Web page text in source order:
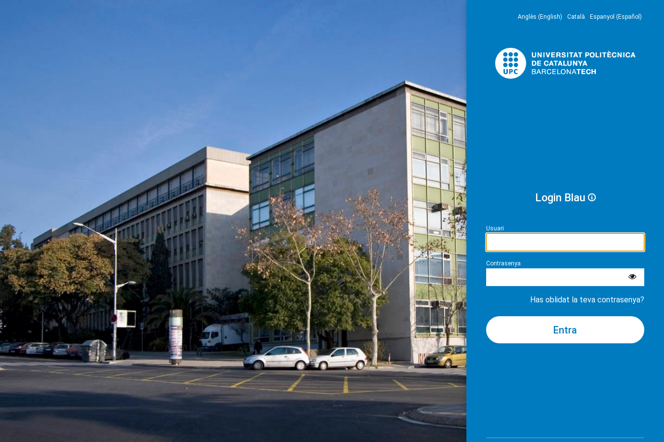
Anglès (English) Català Espanyol (Español)
Login Blau
Usuari
Contrasenya
Has oblidat la teva contrasenya?